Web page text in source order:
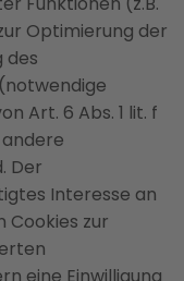
Optimierung der
des
Art. 6 Abs. 1 lit. f
Der
Interesse an
Cookies zur